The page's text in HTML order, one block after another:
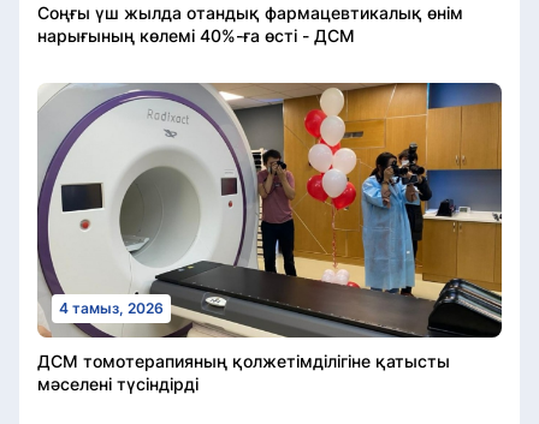
Соңғы үш жылда отандық фармацевтикалық өнім
нарығының көлемі 40%-ға өсті - ДСМ
4 тамыз, 2026
ДСМ томотерапияның қолжетімділігіне қатысты
мәселені түсіндірді